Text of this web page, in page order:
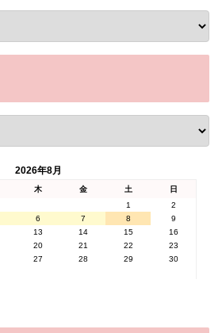
2026年8月
木 金 土
日
1
2
6 7 8
9
13 14 15
16
20 21 22
23
27 28 29
30